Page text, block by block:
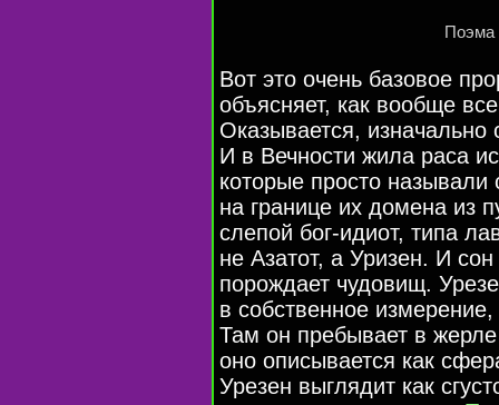
Поэма
Вот это очень базовое
объясняет, как вообще
Оказывается, изначально
И в Вечности жила раса
которые просто
на границе их домена из
слепой бог-идиот, типа
не Азатот, а Уризен. И
порождает чудовищ.
в собственное
Там он пребывает в
оно описывается как
Урезен выглядит как